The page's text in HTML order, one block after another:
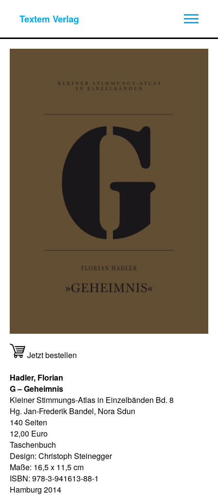
Textem Verlag
Jetzt bestellen
Hadler, Florian
G – Geheimnis
Kleiner Stimmungs-Atlas in Einzelbänden Bd. 8
Hg. Jan-Frederik Bandel, Nora Sdun
140 Seiten
12,00 Euro
Taschenbuch
Design: Christoph Steinegger
Maße: 16,5 x 11,5 cm
ISBN: 978-3-941613-88-1
Hamburg 2014